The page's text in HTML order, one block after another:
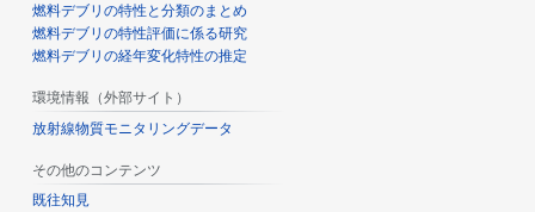
燃料デブリの特性と分類のまとめ
燃料デブリの特性評価に係る研究
燃料デブリの経年変化特性の推定
環境情報（外部サイト）
放射線物質モニタリングデータ
その他のコンテンツ
既往知見